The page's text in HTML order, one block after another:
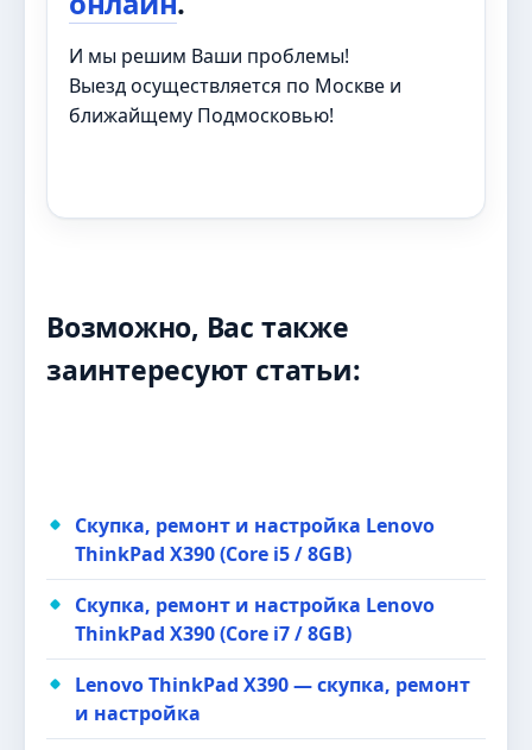
И мы решим Ваши проблемы!
Выезд осуществляется по Москве и
ближайщему Подмосковью!
Возможно, Вас также
заинтересуют статьи:
Скупка, ремонт и настройка Lenovo
ThinkPad X390 (Core i5 / 8GB)
Скупка, ремонт и настройка Lenovo
ThinkPad X390 (Core i7 / 8GB)
Lenovo ThinkPad X390 — скупка, ремонт
и настройка